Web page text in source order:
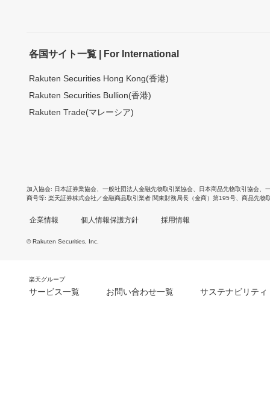
各国サイト一覧 | For International
Rakuten Securities Hong Kong(香港)
Rakuten Securities Bullion(香港)
Rakuten Trade(マレーシア)
加入協会 日本証券業協会 一般社団法人金融先物取引業協会 日本商品先物取引協会
商号等 楽天証券株式会社／金融商品取引業者 関東財務局長（金商）第195号、商品先物
企業情報 個人情報保護方針 採用情報
© Rakuten Securities, Inc.
楽天グループ
サービス一覧 お問い合わせ一覧 サステナビリティ